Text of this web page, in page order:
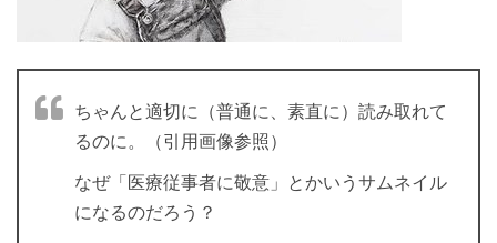
ちゃんと適切に（普通に、素直に）読み取れて
るのに。（引用画像参照）
なぜ「医療従事者に敬意」とかいうサムネイル
になるのだろう？